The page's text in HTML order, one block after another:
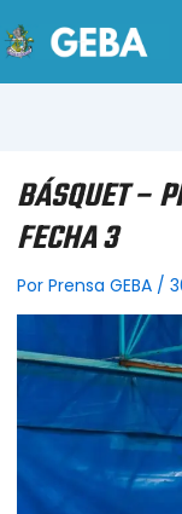
BÁSQUET –
FECHA 3
Por Prensa GEBA /